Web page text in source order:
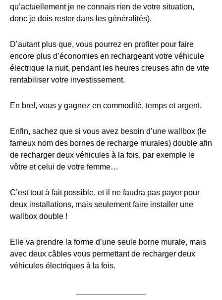
qu’actuellement je ne connais rien de votre situation,
donc je dois rester dans les généralités).
D’autant plus que, vous pourrez en profiter pour faire
encore plus d’économies en rechargeant votre véhicule
électrique la nuit, pendant les heures creuses afin de vite
rentabiliser votre investissement.
En bref, vous y gagnez en commodité, temps et argent.
Enfin, sachez que si vous avez besoin d’une wallbox (le
fameux nom des bornes de recharge murales) double afin
de recharger deux véhicules à la fois, par exemple le
vôtre et celui de votre femme…
C’est tout à fait possible, et il ne faudra pas payer pour
deux installations, mais seulement faire installer une
wallbox double !
Elle va prendre la forme d’une seule borne murale, mais
avec deux câbles vous permettant de recharger deux
véhicules électriques à la fois.